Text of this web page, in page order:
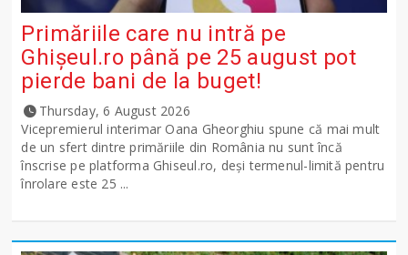
Primăriile care nu intră pe
Ghişeul.ro până pe 25 august pot
pierde bani de la buget!
Thursday, 6 August 2026
Vicepremierul interimar Oana Gheorghiu spune că mai mult
de un sfert dintre primăriile din România nu sunt încă
înscrise pe platforma Ghiseul.ro, deși termenul-limită pentru
înrolare este 25 ...